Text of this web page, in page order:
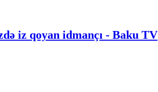
iz qoyan idmançı - Baku TV